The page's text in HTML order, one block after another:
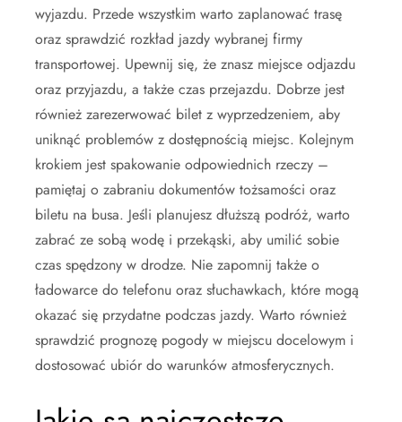
wyjazdu. Przede wszystkim warto zaplanować trasę
oraz sprawdzić rozkład jazdy wybranej firmy
transportowej. Upewnij się, że znasz miejsce odjazdu
oraz przyjazdu, a także czas przejazdu. Dobrze jest
również zarezerwować bilet z wyprzedzeniem, aby
uniknąć problemów z dostępnością miejsc. Kolejnym
krokiem jest spakowanie odpowiednich rzeczy –
pamiętaj o zabraniu dokumentów tożsamości oraz
biletu na busa. Jeśli planujesz dłuższą podróż, warto
zabrać ze sobą wodę i przekąski, aby umilić sobie
czas spędzony w drodze. Nie zapomnij także o
ładowarce do telefonu oraz słuchawkach, które mogą
okazać się przydatne podczas jazdy. Warto również
sprawdzić prognozę pogody w miejscu docelowym i
dostosować ubiór do warunków atmosferycznych.